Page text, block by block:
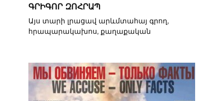
ԳՐԻԳՈՐ ԶՈՀՐԱՊ
Այս տարի լրացավ արևմտահայ գրող,
հրապարակախոս, քաղաքական